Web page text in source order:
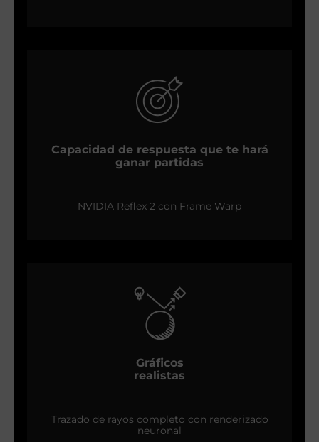
Capacidad de respuesta que te hará
ganar partidas
NVIDIA Reflex 2 con Frame Warp
Gráficos
realistas
Trazado de rayos completo con renderizado
neuronal